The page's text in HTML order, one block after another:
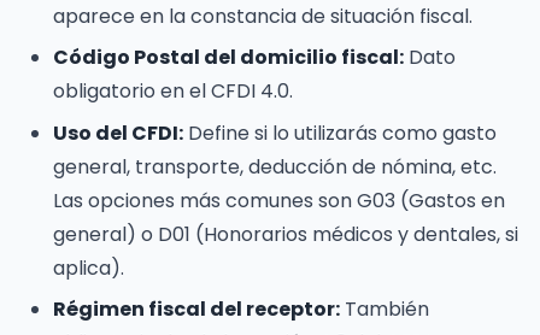
aparece en la constancia de situación fiscal.
Código Postal del domicilio fiscal: Dato
obligatorio en el CFDI 4.0.
Uso del CFDI: Define si lo utilizarás como gasto
general, transporte, deducción de nómina, etc.
Las opciones más comunes son G03 (Gastos en
general) o D01 (Honorarios médicos y dentales, si
aplica).
Régimen fiscal del receptor: También